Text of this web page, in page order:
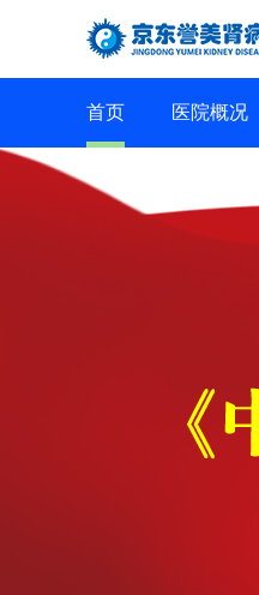
首页 医院概况